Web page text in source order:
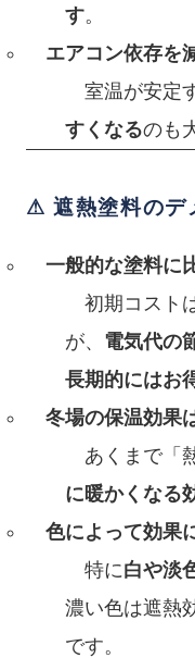
す。
エアコン依存を
室温が安定
すくなるのも
⚠ 遮熱塗料のデ
一般的な塗料に
初期コスト
が、 電気代の
長期的にはお
冬場の保温効果
あくまで「
に暖かくなる
色によって効果
特に白や淡
濃い色は遮熱
です。